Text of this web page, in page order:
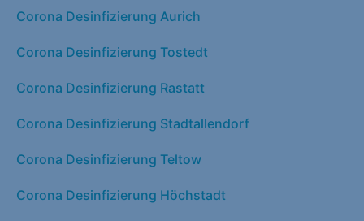
Corona Desinfizierung Aurich
Corona Desinfizierung Tostedt
Corona Desinfizierung Rastatt
Corona Desinfizierung Stadtallendorf
Corona Desinfizierung Teltow
Corona Desinfizierung Höchstadt